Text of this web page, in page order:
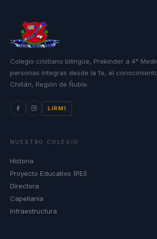
Colegio cristiano bilingüe, Prekinder a 4°
personas íntegras desde la fe, el
Chillán, Región de Ñuble.
LIRMI
NUESTRO COLEGIO
Historia
Proyecto Educativo (PEI)
Directora
Capellanía
Infraestructura